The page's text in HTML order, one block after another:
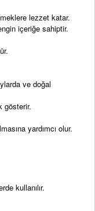
lezzet katar.
içeriğe sahiptir.
ve doğal
gösterir.
yardımcı olur.
kullanılır.